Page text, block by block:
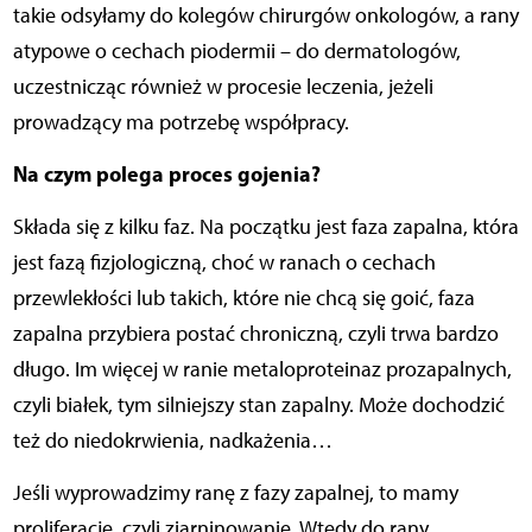
takie odsyłamy do kolegów chirurgów onkologów, a rany
atypowe o cechach piodermii – do dermatologów,
uczestnicząc również w procesie leczenia, jeżeli
prowadzący ma potrzebę współpracy.
Na czym polega proces gojenia?
Składa się z kilku faz. Na początku jest faza zapalna, która
jest fazą fizjologiczną, choć w ranach o cechach
przewlekłości lub takich, które nie chcą się goić, faza
zapalna przybiera postać chroniczną, czyli trwa bardzo
długo. Im więcej w ranie metaloproteinaz prozapalnych,
czyli białek, tym silniejszy stan zapalny. Może dochodzić
też do niedokrwienia, nadkażenia…
Jeśli wyprowadzimy ranę z fazy zapalnej, to mamy